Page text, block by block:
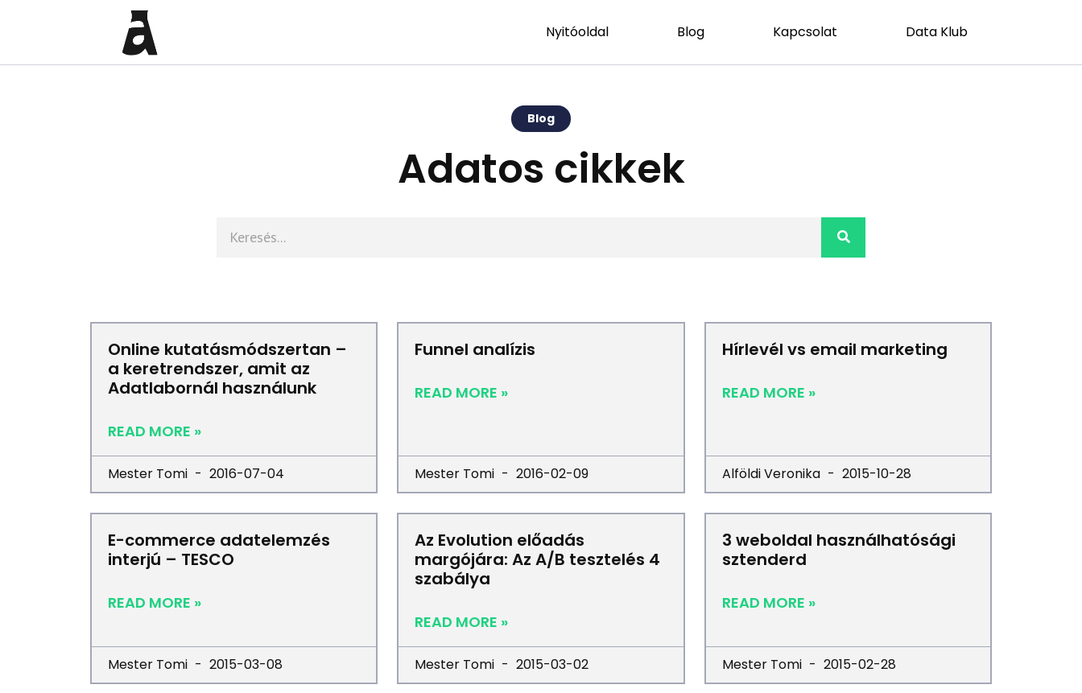
Nyitóoldal Blog Kapcsolat Data Klub
Blog
Adatos cikkek
Online kutatásmódszertan –
a keretrendszer, amit az
Adatlabornál használunk
READ MORE »
Mester Tomi 2016-07-04
Funnel analízis
READ MORE »
Mester Tomi 2016-02-09
Hírlevél vs email marketing
READ MORE »
Alföldi Veronika 2015-10-28
E-commerce adatelemzés
interjú – TESCO
READ MORE »
Mester Tomi 2015-03-08
Az Evolution előadás
margójára: Az A/B tesztelés 4
szabálya
READ MORE »
Mester Tomi 2015-03-02
3 weboldal használhatósági
sztenderd
READ MORE »
Mester Tomi 2015-02-28